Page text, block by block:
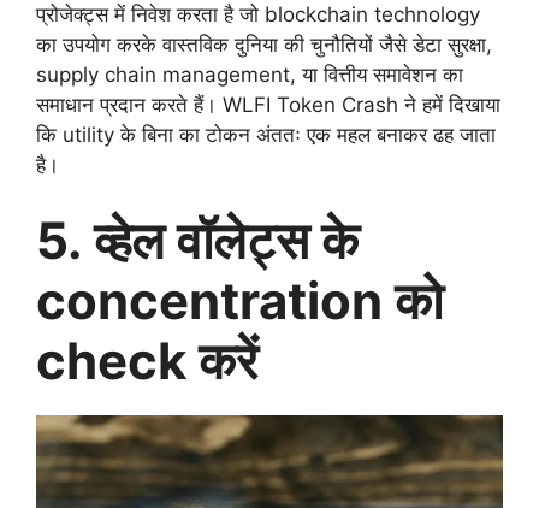
प्रोजेक्ट्स में निवेश करता है जो blockchain technology
का उपयोग करके वास्तविक दुनिया की चुनौतियों जैसे डेटा सुरक्षा,
supply chain management, या वित्तीय समावेशन का
समाधान प्रदान करते हैं। WLFI Token Crash ने हमें दिखाया
कि utility के बिना का टोकन अंततः एक महल बनाकर ढह जाता
है।
5. व्हेल वॉलेट्स के
concentration को
check करें